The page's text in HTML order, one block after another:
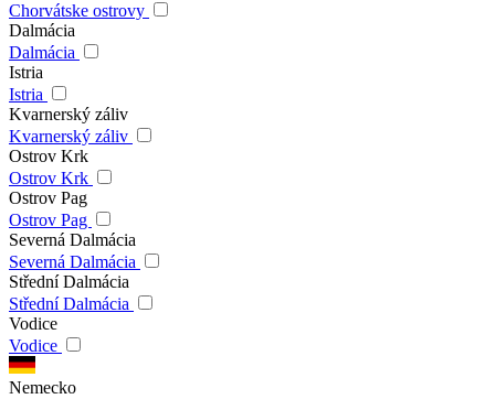
Chorvátske ostrovy
Dalmácia
Dalmácia
Istria
Istria
Kvarnerský záliv
Kvarnerský záliv
Ostrov Krk
Ostrov Krk
Ostrov Pag
Ostrov Pag
Severná Dalmácia
Severná Dalmácia
Střední Dalmácia
Střední Dalmácia
Vodice
Vodice
Nemecko